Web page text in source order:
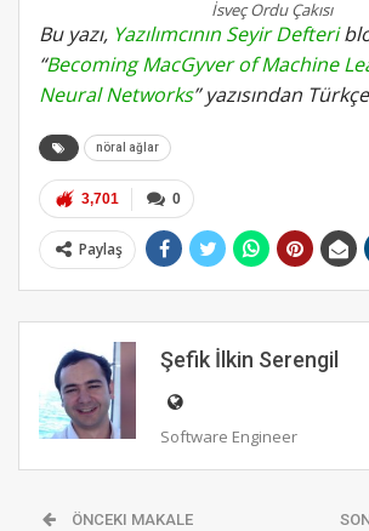
İsveç Ordu Çakısı
Bu yazı, Yazılımcının Seyir Defteri
“Becoming MacGyver of Machine
Neural Networks” yazısından
nöral ağlar
0
3,701
Paylaş
Şefik İlkin Serengil
Software Engineer
ÖNCEKI MAKALE